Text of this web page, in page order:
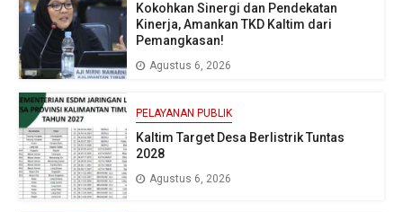
Kokohkan Sinergi dan Pendekatan
Kinerja, Amankan TKD Kaltim dari
Pemangkasan!
Agustus 6, 2026
PELAYANAN PUBLIK
Kaltim Target Desa Berlistrik Tuntas
2028
Agustus 6, 2026